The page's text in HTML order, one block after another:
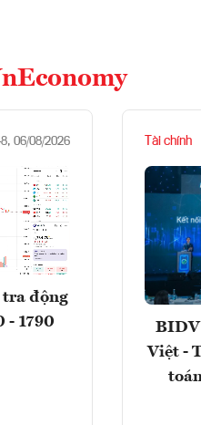
06/08/2026
tra động
- 1790
Tài chính
BIDV
Việt -